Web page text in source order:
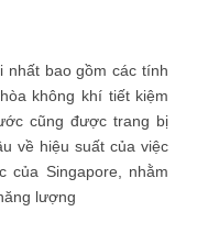
bao gồm các tính
không khí tiết kiệm
cũng được trang bị
về hiệu suất của việc
của Singapore, nhằm
lượng